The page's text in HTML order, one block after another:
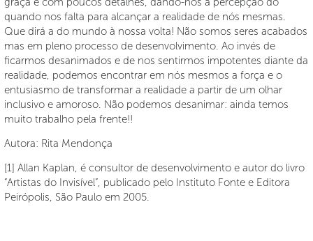
quando nos falta para alcançar a realidade de nós mesmas.
Que dirá a do mundo à nossa volta! Não somos seres acabados
mas em pleno processo de desenvolvimento. Ao invés de
ficarmos desanimados e de nos sentirmos impotentes diante da
realidade, podemos encontrar em nós mesmos a força e o
entusiasmo de transformar a realidade a partir de um olhar
inclusivo e amoroso. Não podemos desanimar: ainda temos
muito trabalho pela frente!!
Autora: Rita Mendonça
[1] Allan Kaplan, é consultor de desenvolvimento e autor do livro
“Artistas do Invisível”, publicado pelo Instituto Fonte e Editora
Peirópolis, São Paulo em 2005.